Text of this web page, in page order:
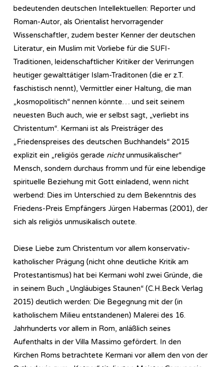
bedeutenden deutschen Intellektuellen: Reporter und
Roman-Autor, als Orientalist hervorragender
Wissenschaftler, zudem bester Kenner der deutschen
Literatur, ein Muslim mit Vorliebe für die SUFI-
Traditionen, leidenschaftlicher Kritiker der Verirrungen
heutiger gewalttätiger Islam-Traditonen (die er z.T.
faschistisch nennt), Vermittler einer Haltung, die man
„kosmopolitisch“ nennen könnte… und seit seinem
neuesten Buch auch, wie er selbst sagt, „verliebt ins
Christentum“. Kermani ist als Preisträger des
„Friedenspreises des deutschen Buchhandels“ 2015
explizit ein „religiös gerade nichtunmusikalischer“
Mensch, sondern durchaus fromm und für eine lebendige
spirituelle Beziehung mit Gott einladend, wenn nicht
werbend: Dies im Unterschied zu dem Bekenntnis des
Friedens-Preis Empfängers Jürgen Habermas (2001), der
sich als religiös unmusikalisch outete.
Diese Liebe zum Christentum vor allem konservativ-
katholischer Prägung (nicht ohne deutliche Kritik am
Protestantismus) hat bei Kermani wohl zwei Gründe, die
in seinem Buch „Ungläubiges Staunen“ (C.H.Beck Verlag
2015) deutlich werden: Die Begegnung mit der (in
katholischem Milieu entstandenen) Malerei des 16.
Jahrhunderts vor allem in Rom, anläßlich seines
Aufenthalts in der Villa Massimo gefördert. In den
Kirchen Roms betrachtete Kermani vor allem den von der